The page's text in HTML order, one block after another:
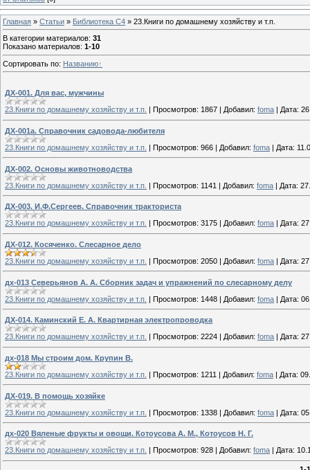
Главная » Статьи » Библиотека C4 » 23.Книги по домашнему хозяйству и т.п.
В категории материалов: 31
Показано материалов: 1-10
Сортировать по: Названию
ДХ-001. Для вас, мужчины
23.Книги по домашнему хозяйству и т.п.
Просмотров: 1867 Добавил: foma Дата:
ДХ-001a. Справочник садовода-любителя
23.Книги по домашнему хозяйству и т.п. | Просмотров: 966 | Добавил: foma | Дата:
ДХ-002. Основы животноводства
23.Книги по домашнему хозяйству и т.п. | Просмотров: 1141 | Добавил: foma | Дата:
ДХ-003. И.Ф.Сергеев. Справочник тракториста
23.Книги по домашнему хозяйству и т.п.
Просмотров: 3175 Добавил: foma Дата:
ДХ-012. Косяченко. Слесарное дело
23.Книги по домашнему хозяйству и т.п. | Просмотров: 2050 | Добавил: foma | Дата:
дх-013 Северьянов А. А. Сборник задач и упражнений по слесарному делу
23.Книги по домашнему хозяйству и т.п. | Просмотров: 1448 | Добавил: foma | Дата:
ДХ-014. Каминский Е. А. Квартирная электропроводка
23.Книги по домашнему хозяйству и т.п.
Просмотров: 2224 Добавил: foma Дата:
дх-018 Мы строим дом. Крупин В.
23.Книги по домашнему хозяйству и т.п. | Просмотров: 1211 | Добавил: foma | Дата:
ДХ-019. В помощь хозяйке
23.Книги по домашнему хозяйству и т.п. | Просмотров: 1338 | Добавил: foma | Дата:
дх-020 Вяленые фрукты и овощи. Котоусова А. М., Котоусов Н. Г.
23.Книги по домашнему хозяйству и т.п. | Просмотров: 928 | Добавил: foma | Дата: